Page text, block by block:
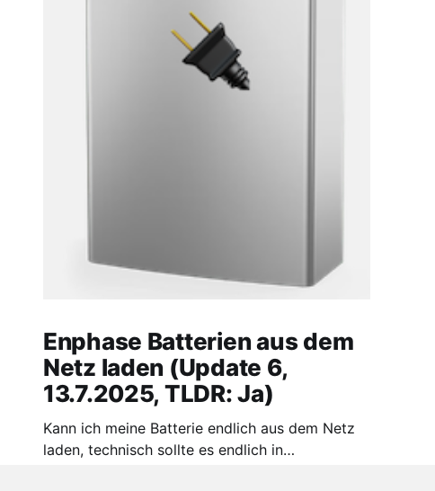
Enphase Batterien aus dem
Netz laden (Update 6,
13.7.2025, TLDR: Ja)
Kann ich meine Batterie endlich aus dem Netz
laden, technisch sollte es endlich in